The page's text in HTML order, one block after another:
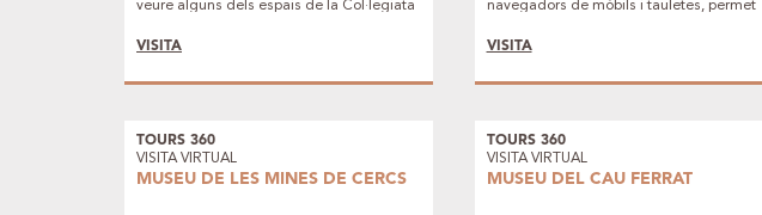
veure alguns dels espais de la Col·legiata
Conjunt Patrimonial de Cas.
VISITA
navegadors de mòbils i tauletes, permet
(català o castellà) i crear a cada visitant el
a través de les icones que es troben a les
desplegable.
VISITA
TOURS 360
VISITA VIRTUAL
MUSEU DE LES MINES DE CERCS
TOURS 360
VISITA VIRTUAL
MUSEU DEL CAU FERRAT